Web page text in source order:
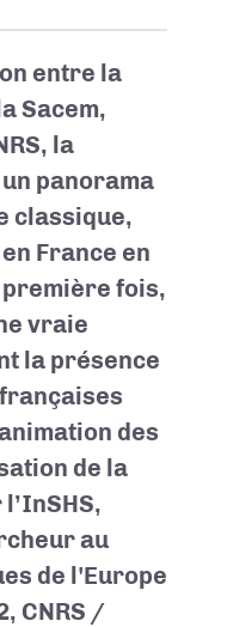
entre la
Sacem,
la
panorama
classique,
France en
fois,
vraie
la présence
des
de la
au
de l'Europe
CNRS /